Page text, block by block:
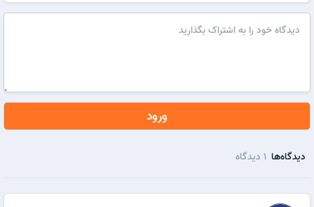
ورود
دیدگاه‌ها 1 دیدگاه